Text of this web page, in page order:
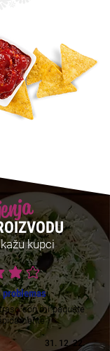
kupci
ocjena je 4 od 5
con mi paquete
31. 12. 22.